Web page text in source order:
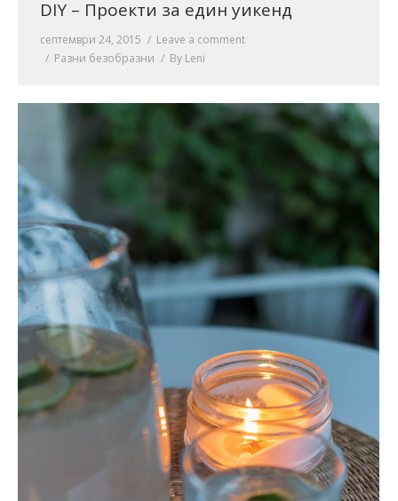
DIY – Проекти за един уикенд
септември 24, 2015
Leave a comment
Разни безобразни
By Leni